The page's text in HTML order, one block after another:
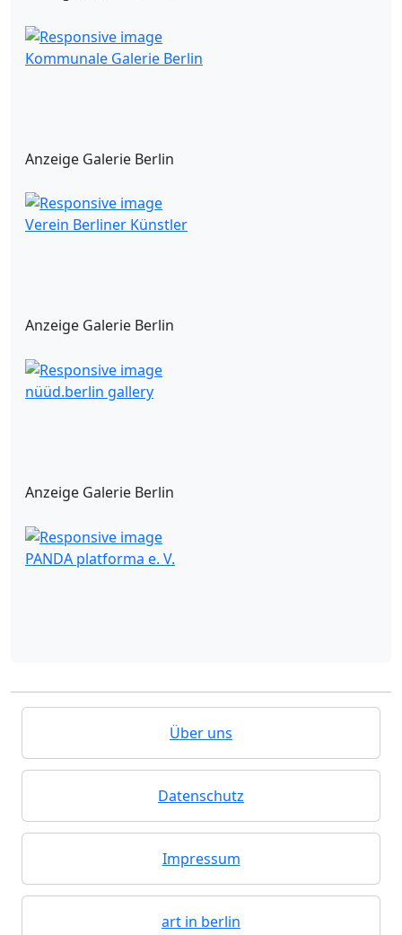
Kommunale Galerie Berlin
Anzeige Galerie Berlin
Verein Berliner Künstler
Anzeige Galerie Berlin
nüüd.berlin gallery
Anzeige Galerie Berlin
PANDA platforma e. V.
Über uns
Datenschutz
Impressum
art in berlin